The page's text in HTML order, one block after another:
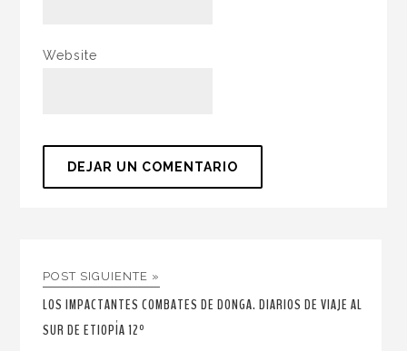
Website
POST SIGUIENTE »
LOS IMPACTANTES COMBATES DE DONGA. DIARIOS DE VIAJE AL
SUR DE ETIOPÍA 12º